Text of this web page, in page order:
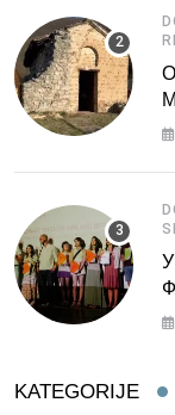
KATEGORIJE